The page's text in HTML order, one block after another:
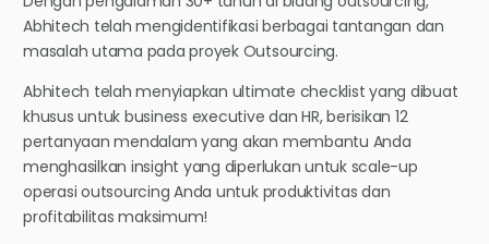
Abhitech telah mengidentifikasi berbagai tantangan dan
masalah utama pada proyek Outsourcing.
Abhitech telah menyiapkan ultimate checklist yang dibuat
khusus untuk business executive dan HR, berisikan 12
pertanyaan mendalam yang akan membantu Anda
menghasilkan insight yang diperlukan untuk scale-up
operasi outsourcing Anda untuk produktivitas dan
profitabilitas maksimum!